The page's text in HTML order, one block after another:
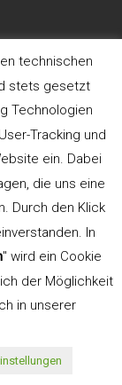
der
an der
(bis
technischen
stets gesetzt
Technologien
Tracking und
ein. Dabei
die uns eine
Durch den Klick
In
" wird ein Cookie
der Möglichkeit
in unserer